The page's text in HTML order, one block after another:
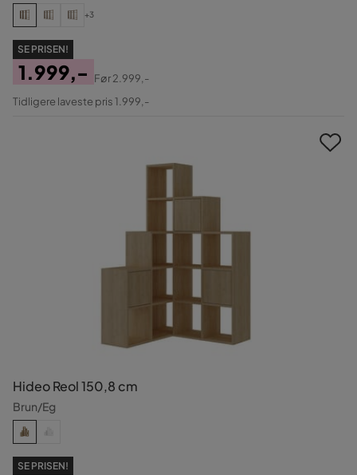
+3
SE PRISEN!
Pris
1.999,-
Original
Før2.999,-
Tidligere laveste pris 1.999,-
Hideo Reol 150,8 cm
Brun/Eg
SE PRISEN!